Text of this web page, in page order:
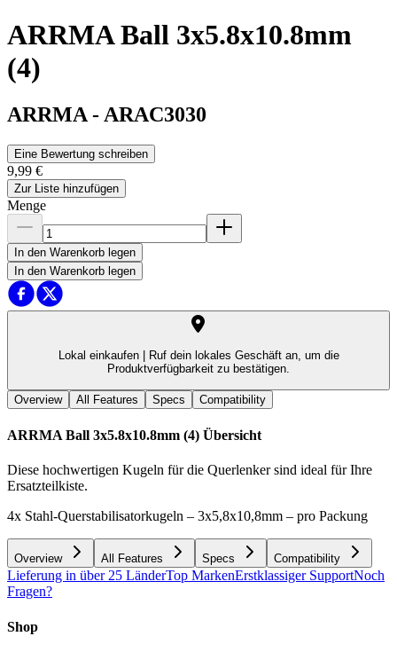
ARRMA Ball 3x5.8x10.8mm
(4)
ARRMA - ARAC3030
Eine Bewertung schreiben
9,99 €
Zur Liste hinzufügen
Menge
In den Warenkorb legen
In den Warenkorb legen
Lokal einkaufen |
Ruf dein lokales Geschäft an, um die
Produktverfügbarkeit zu bestätigen.
Overview All Features Specs Compatibility
ARRMA Ball 3x5.8x10.8mm (4) Übersicht
Diese hochwertigen Kugeln für die Querlenker sind ideal für Ihre
Ersatzteilkiste.
4x Stahl-Querstabilisatorkugeln – 3x5,8x10,8mm – pro Packung
Overview All Features Specs Compatibility
Lieferung in über 25 LänderTop MarkenErstklassiger SupportNoch
Fragen?
Shop